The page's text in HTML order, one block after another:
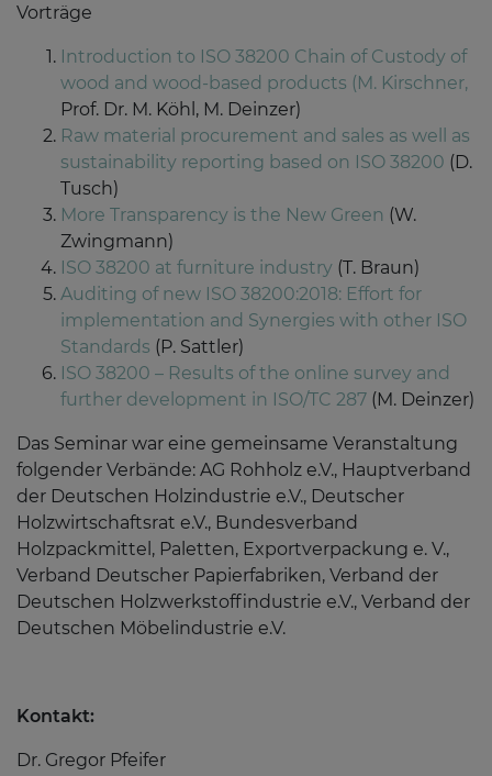
Vorträge
Introduction to ISO 38200 Chain of Custody of
wood and wood-based products (M. Kirschner,
Prof. Dr. M. Köhl, M. Deinzer)
Raw material procurement and sales as well as
sustainability reporting based on ISO 38200 (D.
Tusch)
More Transparency is the New Green (W.
Zwingmann)
ISO 38200 at furniture industry (T. Braun)
Auditing of new ISO 38200:2018: Effort for
implementation and Synergies with other ISO
Standards (P. Sattler)
ISO 38200 – Results of the online survey and
further development in ISO/TC 287 (M. Deinzer)
Das Seminar war eine gemeinsame Veranstaltung
folgender Verbände: AG Rohholz e.V., Hauptverband
der Deutschen Holzindustrie e.V., Deutscher
Holzwirtschaftsrat e.V., Bundesverband
Holzpackmittel, Paletten, Exportverpackung e. V.,
Verband Deutscher Papierfabriken, Verband der
Deutschen Holzwerkstoffindustrie e.V., Verband der
Deutschen Möbelindustrie e.V.
Kontakt:
Dr. Gregor Pfeifer